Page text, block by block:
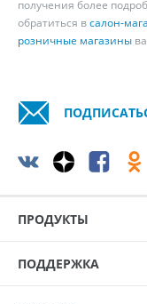
получения более
обратиться всалон-
розничные магазины
ПРОДУКТЫ
ПОДДЕРЖКА